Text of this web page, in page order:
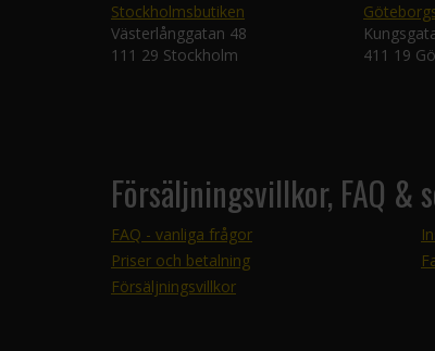
Stockholmsbutiken
Västerlånggatan 48
111 29 Stockholm
411 19
Försäljningsvillkor, FAQ &
FAQ - vanliga frågor
Priser och betalning
Försäljningsvillkor